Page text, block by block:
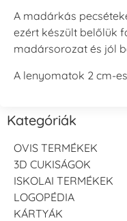
A madárkás
ezért készült belőlük
madársorozat és jól
A lenyomatok 2 cm-
Kategóriák
OVIS TERMÉKEK
3D CUKISÁGOK
ISKOLAI TERMÉKEK
LOGOPÉDIA
KÁRTYÁK